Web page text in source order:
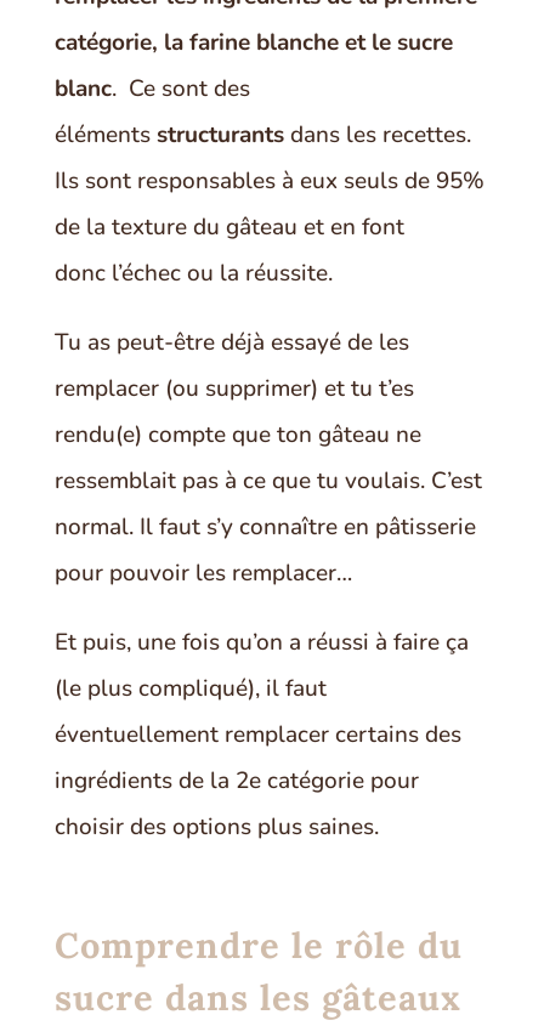
catégorie, la farine blanche et le sucre
blanc. Ce sont des
élémentsstructurantsdans les recettes.
Ils sont responsables à eux seuls de 95%
de la texture du gâteau et en font
donc l’échec ou la réussite.
Tu as peut-être déjà essayé de les
remplacer (ou supprimer) et tu t’es
rendu(e) compte que ton gâteau ne
ressemblait pas à ce que tu voulais. C’est
normal. Il faut s’y connaître en pâtisserie
pour pouvoir les remplacer…
Et puis, une fois qu’on a réussi à faire ça
(le plus compliqué), il faut
éventuellement remplacer certains des
ingrédients de la 2e catégorie pour
choisir des options plus saines.
Comprendre le rôle du
sucre dans les gâteaux